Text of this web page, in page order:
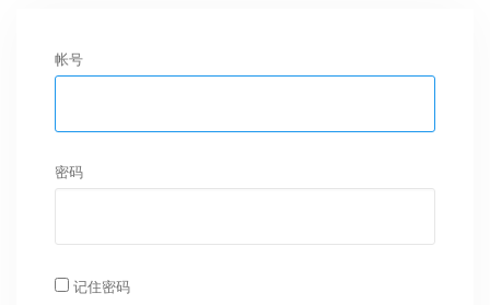
帐号
密码
记住密码